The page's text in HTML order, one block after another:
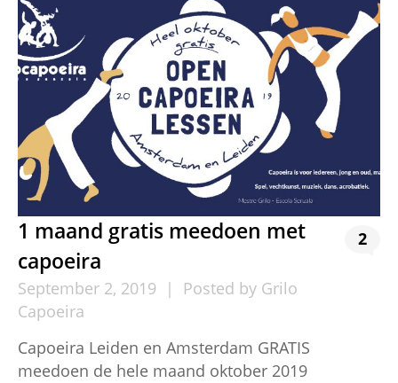
1 maand gratis meedoen met
capoeira
September 2, 2019 Posted by Grilo
Capoeira
2
Capoeira Leiden en Amsterdam GRATIS
meedoen de hele maand oktober 2019